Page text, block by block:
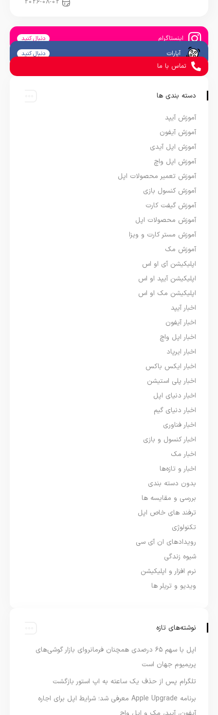
2026-08-02
اینستاگرام دنبال کنید
آپارات دنبال کنید
تماس با ما
دسته بندی ها
آموزش آیپد
آموزش آیفون
آموزش اپل آیدی
آموزش اپل واچ
آموزش تعمیر محصولات اپل
آموزش کنسول بازی
آموزش گیفت کارت
آموزش محصولات اپل
آموزش مستر کارت و ویزا
آموزش مک
اپلیکیشن آی او اس
اپلیکیشن آیپد او اس
اپلیکیشن مک او اس
اخبار آیپد
اخبار آیفون
اخبار اپل واچ
اخبار ایرپاد
اخبار ایکس باکس
اخبار پلی استیشن
اخبار دنیای اپل
اخبار دنیای گیم
اخبار فناوری
اخبار کنسول و بازی
اخبار مک
اخبار و تازه‌ها
بدون دسته بندی
بررسی و مقایسه ها
ترفند های خاص اپل
تکنولوژی
رویدادهای ان آی سی
شیوه زندگی
نرم افزار و اپلیکیشن
ویدیو و تریلر ها
نوشته‌های تازه
اپل با سهم ۶۵ درصدی همچنان فرمانروای بازار گوشی‌های
پریمیوم جهان است
تلگرام پس از حذف یک ساعته به اپ استور بازگشت
برنامه Apple Upgrade معرفی شد؛ شرایط اپل برای اجاره